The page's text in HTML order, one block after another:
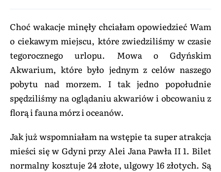
Choć wakacje minęły chciałam opowiedzieć Wam
o ciekawym miejscu, które zwiedziliśmy w czasie
tegorocznego urlopu. Mowa o Gdyńskim
Akwarium, które było jednym z celów naszego
pobytu nad morzem. I tak jedno popołudnie
spędziliśmy na oglądaniu akwariów i obcowaniu z
florą i fauna mórz i oceanów.
Jak już wspomniałam na wstępie ta super atrakcja
mieści się w Gdyni przy Alei Jana Pawła II 1. Bilet
normalny kosztuje 24 złote, ulgowy 16 złotych. Są